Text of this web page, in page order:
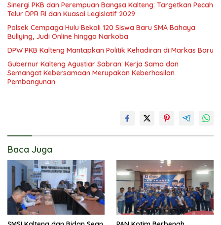
Sinergi PKB dan Perempuan Bangsa Kalteng: Targetkan Pecah
Telur DPR RI dan Kuasai Legislatif 2029
Polsek Cempaga Hulu Bekali 120 Siswa Baru SMA Bahaya
Bullying, Judi Online hingga Narkoba
DPW PKB Kalteng Mantapkan Politik Kehadiran di Markas Baru
Gubernur Kalteng Agustiar Sabran: Kerja Sama dan
Semangat Kebersamaan Merupakan Keberhasilan
Pembangunan
Baca Juga